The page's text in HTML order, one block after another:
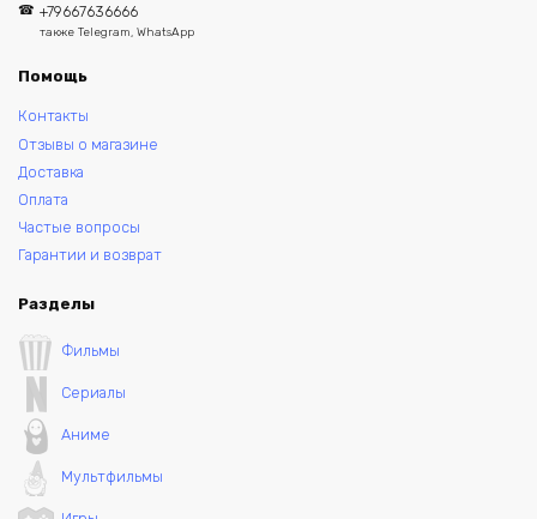
+79667636666
также Telegram, WhatsApp
Помощь
Контакты
Отзывы о магазине
Доставка
Оплата
Частые вопросы
Гарантии и возврат
Разделы
Фильмы
Сериалы
Аниме
Мультфильмы